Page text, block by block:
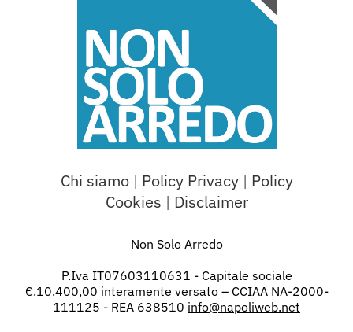
Chi siamo| Policy Privacy| Policy
Cookies | Disclaimer
Non Solo Arredo
P.Iva IT07603110631 - Capitale sociale
€.10.400,00 interamente versato – CCIAA NA-2000-
111125 - REA 638510 info@napoliweb.net